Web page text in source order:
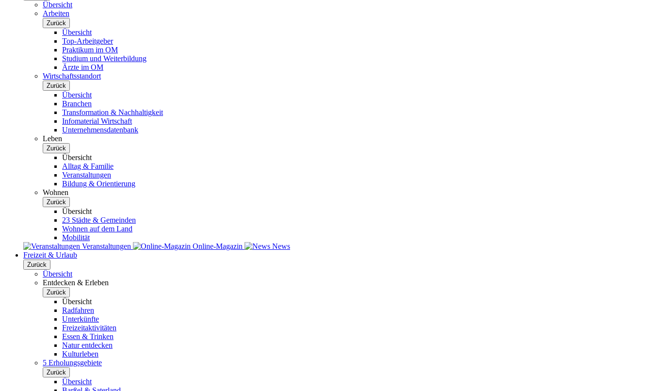
Übersicht
Arbeiten
Zurück
Übersicht
Top-Arbeitgeber
Praktikum im OM
Studium und Weiterbildung
Ärzte im OM
Wirtschaftsstandort
Zurück
Übersicht
Branchen
Transformation & Nachhaltigkeit
Infomaterial Wirtschaft
Unternehmensdatenbank
Leben
Zurück
Übersicht
Alltag & Familie
Veranstaltungen
Bildung & Orientierung
Wohnen
Zurück
Übersicht
23 Städte & Gemeinden
Wohnen auf dem Land
Mobilität
Veranstaltungen
Online-Magazin
News
Freizeit & Urlaub
Zurück
Übersicht
Entdecken & Erleben
Zurück
Übersicht
Radfahren
Unterkünfte
Freizeitaktivitäten
Essen & Trinken
Natur entdecken
Kulturleben
5 Erholungsgebiete
Zurück
Übersicht